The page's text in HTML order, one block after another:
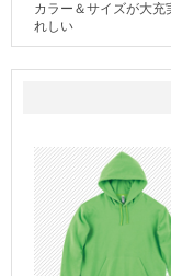
カラー＆サイズが大充
れしい